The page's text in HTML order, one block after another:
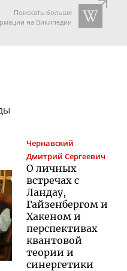
Поискать больше
на Википедии
Чернавский
Дмитрий Сергеевич
О личных
встречах с
Ландау,
Гайзенбергом и
Хакеном и
перспективах
квантовой
теории и
синергетики